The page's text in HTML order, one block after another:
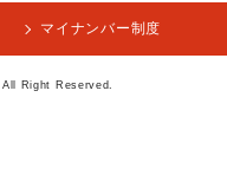
マイナンバー制度
All Right Reserved.